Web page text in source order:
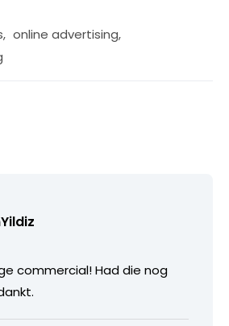
, online advertising,
commercial! Had die nog